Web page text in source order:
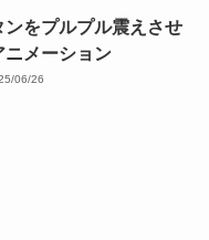
ンをプルプル震えさせ
ニメーション
06/26